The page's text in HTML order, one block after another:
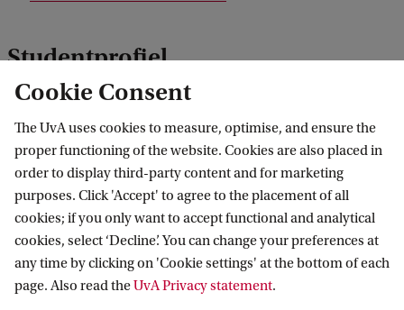
Studentprofiel
Je komt in aanmerking voor deze master als je
voldoet aan detoelatingseisenen aantoonbaar
beschikt over de volgende kennis en kwaliteiten:
Je hebt voldoende academische kennis van de
Engelse taal en cultuur.
Je bent nieuwsgierig naar hoe je de vakkennis
Cookie Consent
The UvA uses cookies to measure, optimise, and ensure the
proper functioning of the website. Cookies are also placed in
order to display third-party content and for marketing
purposes. Click 'Accept' to agree to the placement of all
cookies; if you only want to accept functional and analytical
cookies, select ‘Decline’. You can change your preferences at
any time by clicking on 'Cookie settings' at the bottom of each
page. Also read theUvA Privacy statement.